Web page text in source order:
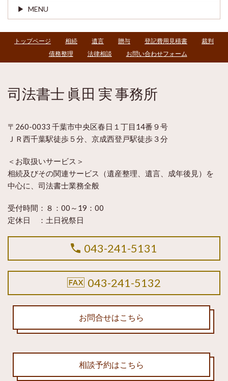
MENU
トップページ 相続 遺言 贈与 登記費用見積書
裁判
債務整理
法律相談 お問い合わせフォーム
司法書士 眞田 実 事務所
〒260-0033 千葉市中央区春日１丁目14番９号
ＪＲ西千葉駅徒歩５分、京成西登戸駅徒歩３分
＜お取扱いサービス＞
相続及びその関連サービス（遺産整理、遺言、成年後見）を
中心に、司法書士業務全般
受付時間：８：00～19：00
定休日 ：土日祝祭日
043-241-5131
043-241-5132
お問合せはこちら
相談予約はこちら